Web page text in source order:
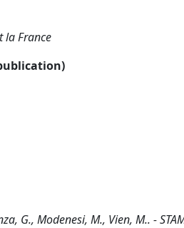
la France
G., Modenesi, M., Vien, M.. -